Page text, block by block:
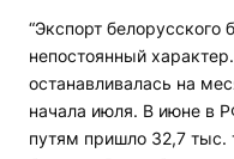
“Экспорт белорусского
непостоянный
останавливалась на
начала июля. В июне в
путям пришло 32,7 тыс.